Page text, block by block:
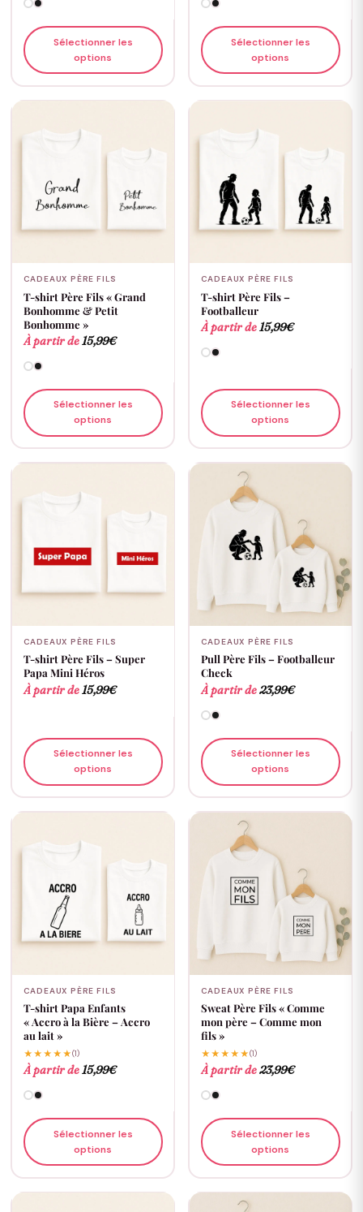
Sélectionner les
options
Sélectionner les
options
CADEAUX PÈRE FILS
T-shirt Père Fils « Grand
Bonhomme & Petit
Bonhomme »
À partir de15,99€
Sélectionner les
options
CADEAUX PÈRE FILS
T-shirt Père Fils –
Footballeur
À partir de15,99€
Sélectionner les
options
CADEAUX PÈRE FILS
T-shirt Père Fils – Super
Papa Mini Héros
À partir de 15,99€
Sélectionner les
options
CADEAUX PÈRE FILS
Pull Père Fils – Footballeur
Check
À partir de23,99€
Sélectionner les
options
CADEAUX PÈRE FILS
T-shirt Papa Enfants
« Accro à la Bière – Accro
au lait »
★★★★★(1)
À partir de15,99€
Sélectionner les
options
CADEAUX PÈRE FILS
Sweat Père Fils « Comme
mon père – Comme mon
fils »
★★★★★(1)
À partir de23,99€
Sélectionner les
options